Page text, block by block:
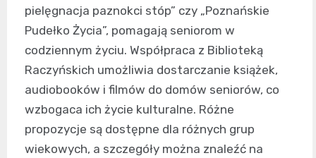
pielęgnacja paznokci stóp” czy „Poznańskie
Pudełko Życia”, pomagają seniorom w
codziennym życiu. Współpraca z Biblioteką
Raczyńskich umożliwia dostarczanie książek,
audiobooków i filmów do domów seniorów, co
wzbogaca ich życie kulturalne. Różne
propozycje są dostępne dla różnych grup
wiekowych, a szczegóły można znaleźć na